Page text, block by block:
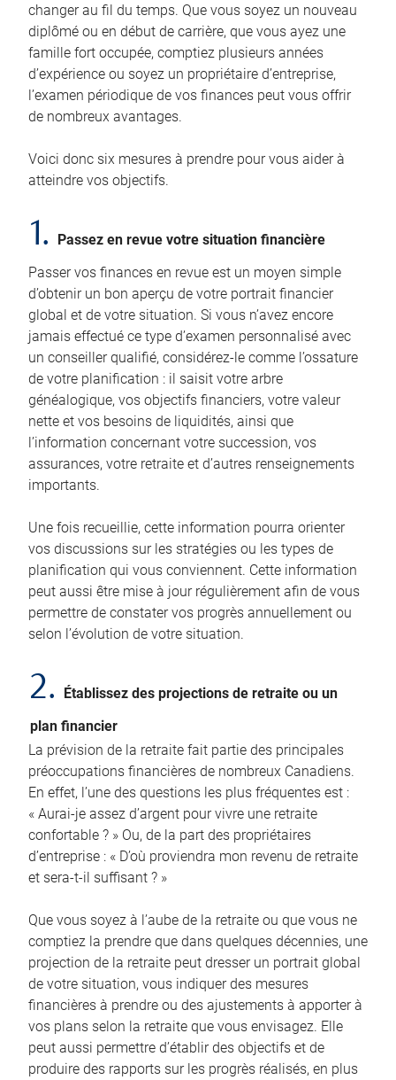
changer au fil du temps. Que vous soyez un nouveau
diplômé ou en début de carrière, que vous ayez une
famille fort occupée, comptiez plusieurs années
d’expérience ou soyez un propriétaire d’entreprise,
l’examen périodique de vos finances peut vous offrir
de nombreux avantages.
Voici donc six mesures à prendre pour vous aider à
atteindre vos objectifs.
1.
Passez en revue votre situation financière
Passer vos finances en revue est un moyen simple
d’obtenir un bon aperçu de votre portrait financier
global et de votre situation. Si vous n’avez encore
jamais effectué ce type d’examen personnalisé avec
un conseiller qualifié, considérez-le comme l’ossature
de votre planification : il saisit votre arbre
généalogique, vos objectifs financiers, votre valeur
nette et vos besoins de liquidités, ainsi que
l’information concernant votre succession, vos
assurances, votre retraite et d’autres renseignements
importants.
Une fois recueillie, cette information pourra orienter
vos discussions sur les stratégies ou les types de
planification qui vous conviennent. Cette information
peut aussi être mise à jour régulièrement afin de vous
permettre de constater vos progrès annuellement ou
selon l’évolution de votre situation.
2.
Établissez des projections de retraite ou un
plan financier
La prévision de la retraite fait partie des principales
préoccupations financières de nombreux Canadiens.
En effet, l’une des questions les plus fréquentes est :
« Aurai-je assez d’argent pour vivre une retraite
confortable ? » Ou, de la part des propriétaires
d’entreprise : « D’où proviendra mon revenu de retraite
et sera-t-il suffisant ? »
Que vous soyez à l’aube de la retraite ou que vous ne
comptiez la prendre que dans quelques décennies, une
projection de la retraite peut dresser un portrait global
de votre situation, vous indiquer des mesures
financières à prendre ou des ajustements à apporter à
vos plans selon la retraite que vous envisagez. Elle
peut aussi permettre d’établir des objectifs et de
produire des rapports sur les progrès réalisés, en plus